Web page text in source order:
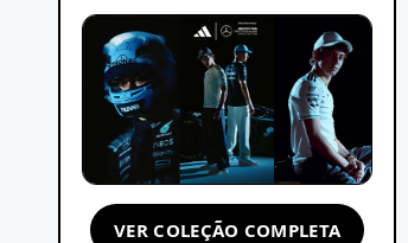
VER COLEÇÃO COMPLETA